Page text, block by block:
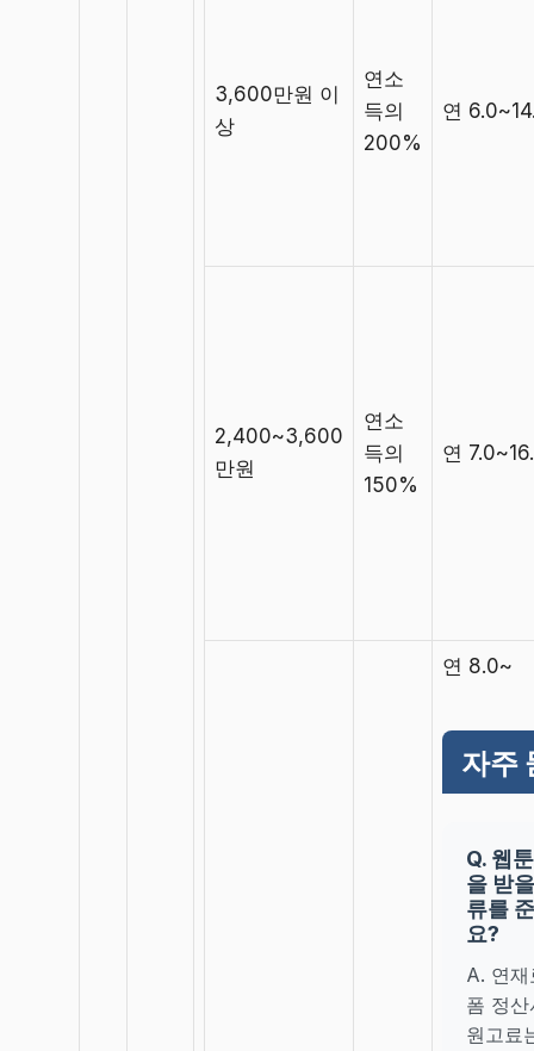
3,600만원 이
상
연소
득의
200%
연
2,400~3,600
만원
연소
득의
150%
연
연 8.0~
자주
Q. 웹
을 받
류를
요?
A. 연
폼 정
원고료